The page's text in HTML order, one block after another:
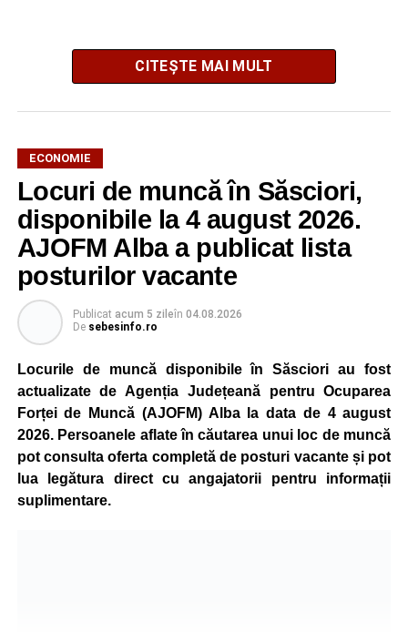
Potrivit unui comunicat al companiei, măsura va fi aplicată
gradual, în funcție de necesitățile sistemului energetic.
Reprezentanții Kronospan precizează că evoluția situației
este monitorizată permanent, iar activitatea va reveni la
capacitate normală imediat ce condițiile vor permite.
Compania dă asigurări că oprirea temporară a unor linii
de producție nu va afecta livrările către clienți.
Kronospan se numără printre cei mai mari consumatori de
energie electrică din România. O parte din necesarul
energetic este acoperită prin producția proprie de energie,
realizată cu ajutorul panourilor fotovoltaice și al unităților
de cogenerare.
Reprezentanții companiei afirmă că vor continua
colaborarea cu autoritățile și operatorii din domeniul
energetic pentru a contribui la depășirea perioadei dificile
CITEȘTE MAI MULT
ECONOMIE
Locuri de muncă în Săsciori,
disponibile la 4 august 2026.
AJOFM Alba a publicat lista
posturilor vacante
Publicat acum 5 zileîn 04.08.2026
De sebesinfo.ro
Locurile de muncă disponibile în Săsciori au fost
actualizate de Agenția Județeană pentru Ocuparea
Forței de Muncă (AJOFM) Alba la data de 4 august
2026. Persoanele aflate în căutarea unui loc de muncă
pot consulta oferta completă de posturi vacante și pot
lua legătura direct cu angajatorii pentru informații
suplimentare.